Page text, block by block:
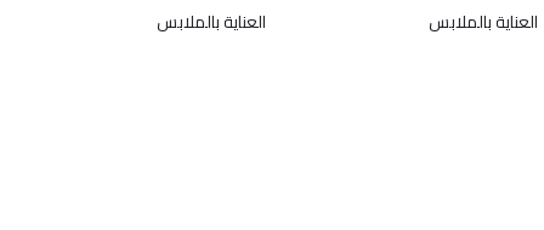
العناية بالملابس العناية بالملابس